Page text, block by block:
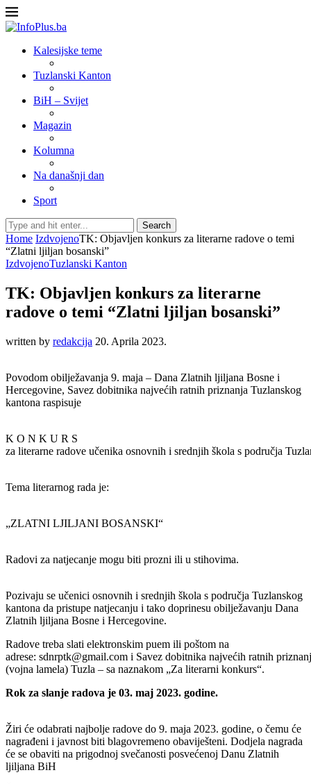
Kalesijske teme
Tuzlanski Kanton
BiH – Svijet
Magazin
Kolumna
Na današnji dan
Sport
Search
Home IzdvojenoTK: Objavljen konkurs za literarne radove o temi
“Zlatni ljiljan bosanski”
IzdvojenoTuzlanski Kanton
TK: Objavljen konkurs za literarne
radove o temi “Zlatni ljiljan bosanski”
written by redakcija 20. Aprila 2023.
Povodom obilježavanja 9. maja – Dana Zlatnih ljiljana Bosne i
Hercegovine, Savez dobitnika najvećih ratnih priznanja Tuzlanskog
kantona raspisuje
K O N K U R S
za literarne radove učenika osnovnih i srednjih škola s područja
Tema literarnog rada je:
„ZLATNI LJILJANI BOSANSKI“
Radovi za natjecanje mogu biti prozni ili u stihovima.
Pozivaju se učenici osnovnih i srednjih škola s područja Tuzlanskog
kantona da pristupe natjecanju i tako doprinesu obilježavanju Dana
Zlatnih ljiljana Bosne i Hercegovine.
Radove treba slati elektronskim puem ili poštom na
adrese: sdnrptk@gmail.com i Savez dobitnika najvećih ratnih
(vojna lamela) Tuzla – sa naznakom „Za literarni konkurs“.
Rok za slanje radova je 03. maj 2023. godine.
Žiri će odabrati najbolje radove do 9. maja 2023. godine, o čemu će
nagrađeni i javnost biti blagovremeno obaviješteni. Dodjela nagrada
će se obaviti na prigodnoj svečanosti posvećenoj Danu Zlatnih
ljiljana BiH